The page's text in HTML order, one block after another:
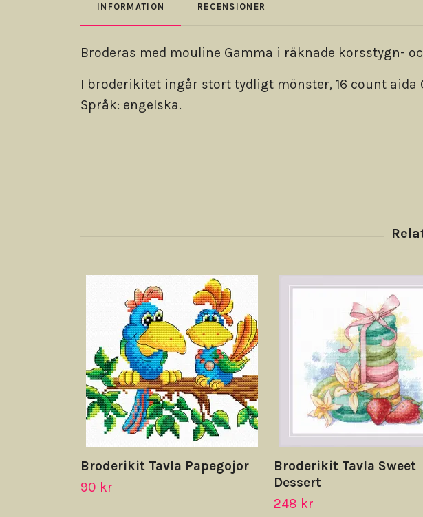
INFORMATION RECENSIONER
Broderas med mouline Gamma i räknade korsstygn-
I broderikitet ingår stort tydligt mönster, 16 count aida
Språk: engelska.
Broderikit Tavla Papegojor
90 kr
Broderikit Tavla Sweet
Dessert
248 kr